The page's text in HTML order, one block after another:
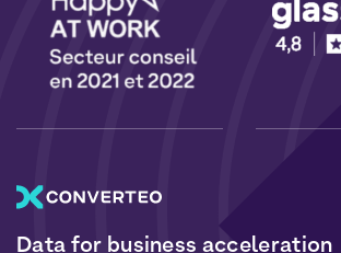
Data for business acceleration